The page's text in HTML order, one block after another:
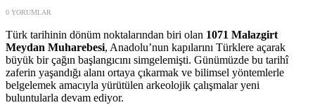
0 YORUMLAR
Türk tarihinin dönüm noktalarından biri olan 1071 Malazgirt
Meydan Muharebesi, Anadolu’nun kapılarını Türklere açarak
büyük bir çağın başlangıcını simgelemişti. Günümüzde bu tarihî
zaferin yaşandığı alanı ortaya çıkarmak ve bilimsel yöntemlerle
belgelemek amacıyla yürütülen arkeolojik çalışmalar yeni
buluntularla devam ediyor.